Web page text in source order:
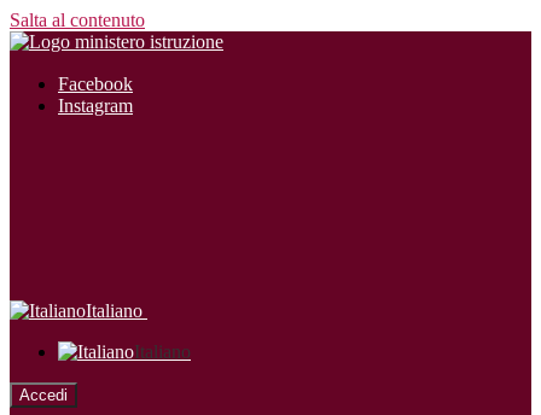
Salta al contenuto
Facebook
Instagram
Italiano
Italiano
Accedi